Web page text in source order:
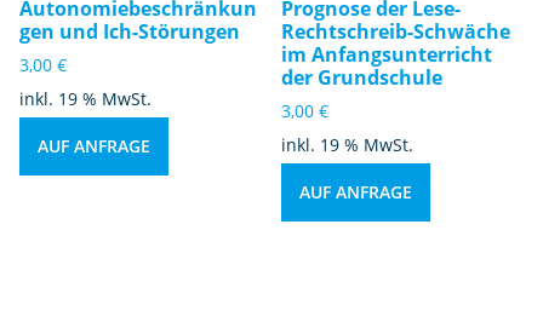
Autonomiebeschränkun
gen und Ich-Störungen
3,00 €
inkl. 19 % MwSt.
AUF ANFRAGE
Prognose der Lese-
Rechtschreib-Schwäche
im Anfangsunterricht
der Grundschule
3,00€
inkl. 19 % MwSt.
AUF ANFRAGE